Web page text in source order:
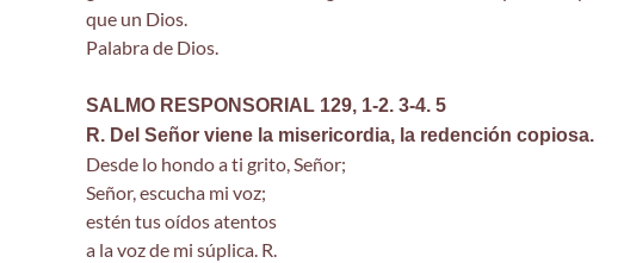
que un Dios.
Palabra de Dios.
SALMO RESPONSORIAL 129, 1-2. 3-4. 5
R. Del Señor viene la misericordia, la redención copiosa.
Desde lo hondo a ti grito, Señor;
Señor, escucha mi voz;
estén tus oídos atentos
a la voz de mi súplica. R.